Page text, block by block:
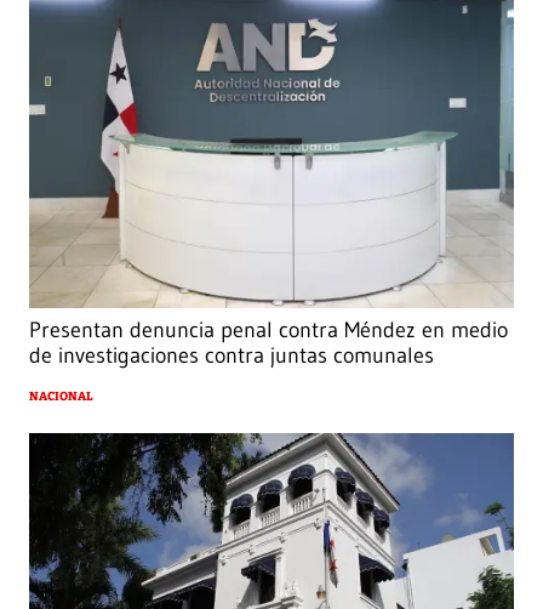
Presentan denuncia penal contra Méndez en medio
de investigaciones contra juntas comunales
NACIONAL